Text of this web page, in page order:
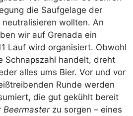
die Saufgelage der
wollten. An
wir auf Grenada ein
Lauf wird organisiert. Obwohl
Schnapszahl handelt, dreht
alles ums Bier. Vor und vor
Runde werden
die gut gekühlt bereit
Beermasterzu sorgen – eines